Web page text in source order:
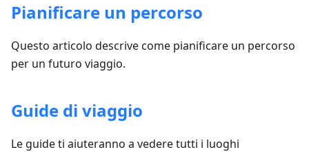
Pianificare un percorso
Questo articolo descrive come pianificare un percorso
per un futuro viaggio.
Guide di viaggio
Le guide ti aiuteranno a vedere tutti i luoghi